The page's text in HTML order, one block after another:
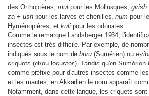
des Orthoptères, mul pour les Mollusques, girish
za + ush pour les larves et chenilles, num pour
Hyménoptères, et kuli pour les odonates.
Comme le remarque Landsberger 1934,
insectes est très difficile. Par exemple, de
indiqués sous le nom de buru (Sumérien) ou e-
criquets (et/ou locustes). Tandis qu'en Sumérien
comme préfixe pour d'autres insectes comme
et les mantes, en Akkadien le nom apparaît
Notamment, dans cette langue, les criquets